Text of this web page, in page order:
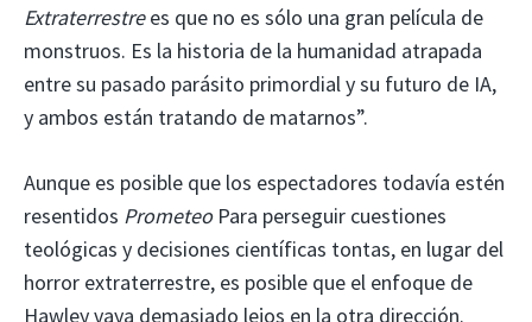
Extraterrestrees que no es sólo una gran película de
monstruos. Es la historia de la humanidad atrapada
entre su pasado parásito primordial y su futuro de IA,
y ambos están tratando de matarnos”.
Aunque es posible que los espectadores todavía estén
resentidos PrometeoPara perseguir cuestiones
teológicas y decisiones científicas tontas, en lugar del
horror extraterrestre, es posible que el enfoque de
Hawley vaya demasiado lejos en la otra dirección.